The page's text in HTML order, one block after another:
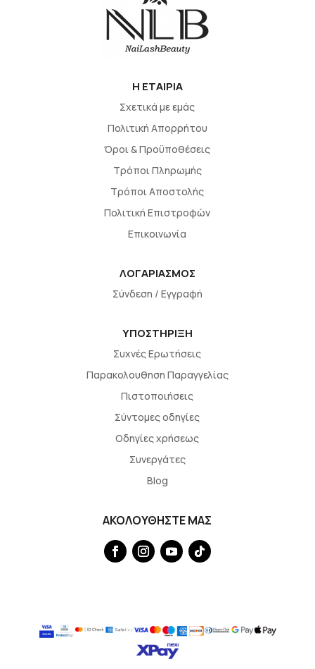
H EΤΑΙΡΙΑ
Σχετικά με εμάς
Πολιτική Απορρήτου
Όροι & Προϋποθέσεις
Τρόποι Πληρωμής
Τρόποι Αποστολής
Πολιτική Επιστροφών
Επικοινωνία
ΛΟΓΑΡΙΑΣΜΟΣ
Σύνδεση / Εγγραφή
ΥΠΟΣΤΗΡΙΞΗ
Συχνές Ερωτήσεις
Παρακολουθηση Παραγγελίας
Πιστοποιήσεις
Σύντομες οδηγίες
Οδηγίες χρήσεως
Συνεργάτες
Blog
ΑΚΟΛΟΥΘΗΣΤΕ ΜΑΣ